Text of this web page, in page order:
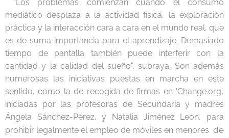
"Los problemas comienzan cuando el consumo
mediático desplaza a la actividad física, la exploración
práctica y la interacción cara a cara en el mundo real, que
es de suma importancia para el aprendizaje. Demasiado
tiempo de pantalla también puede interferir con la
cantidad y la calidad del sueño", subraya. Son además
numerosas las iniciativas puestas en marcha en este
sentido, como la de recogida de firmas en 'Change.org',
iniciadas por las profesoras de Secundaria y madres
Ángela Sánchez-Pérez, y Natalia Jiménez León, para
prohibir legalmente el empleo de móviles en menores de